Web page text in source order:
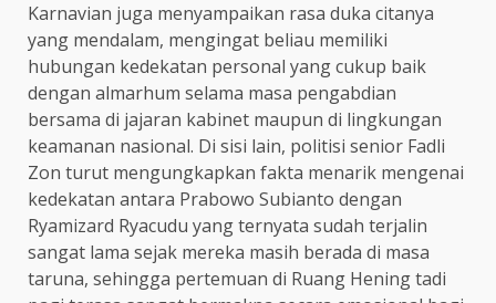
Karnavian juga menyampaikan rasa duka citanya
yang mendalam, mengingat beliau memiliki
hubungan kedekatan personal yang cukup baik
dengan almarhum selama masa pengabdian
bersama di jajaran kabinet maupun di lingkungan
keamanan nasional. Di sisi lain, politisi senior Fadli
Zon turut mengungkapkan fakta menarik mengenai
kedekatan antara Prabowo Subianto dengan
Ryamizard Ryacudu yang ternyata sudah terjalin
sangat lama sejak mereka masih berada di masa
taruna, sehingga pertemuan di Ruang Hening tadi